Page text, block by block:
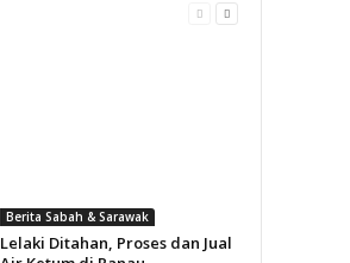
Berita Sabah & Sarawak
Lelaki Ditahan, Proses dan Jual